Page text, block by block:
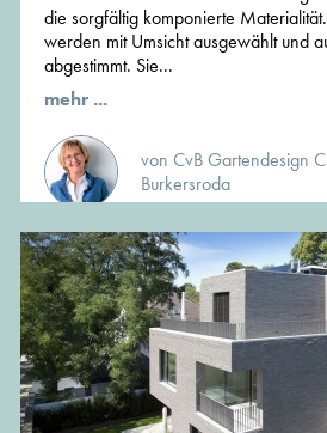
die sorgfältig komponierte
werden mit Umsicht ausgewählt und
abgestimmt. Sie...
mehr ...
von CvB Gartendesign
Burkersroda